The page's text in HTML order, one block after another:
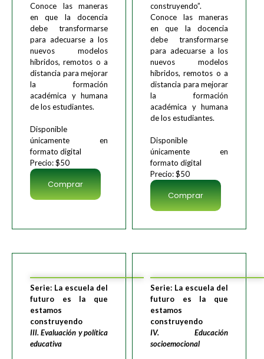
Conoce las maneras
en que la docencia
debe transformarse
para adecuarse a los
nuevos modelos
híbridos, remotos o a
distancia para mejorar
la formación
académica y humana
de los estudiantes.
Disponible
únicamente en
formato digital
Precio: $50
Comprar
construyendo”.
Conoce las maneras
en que la docencia
debe transformarse
para adecuarse a los
nuevos modelos
híbridos, remotos o a
distancia para mejorar
la formación
académica y humana
de los estudiantes.
Disponible
únicamente en
formato digital
Precio: $50
Comprar
Serie: La escuela del
futuro es la que
estamos
construyendo
III. Evaluación y política
educativa
Serie: La escuela del
futuro es la que
estamos
construyendo
IV. Educación
socioemocional